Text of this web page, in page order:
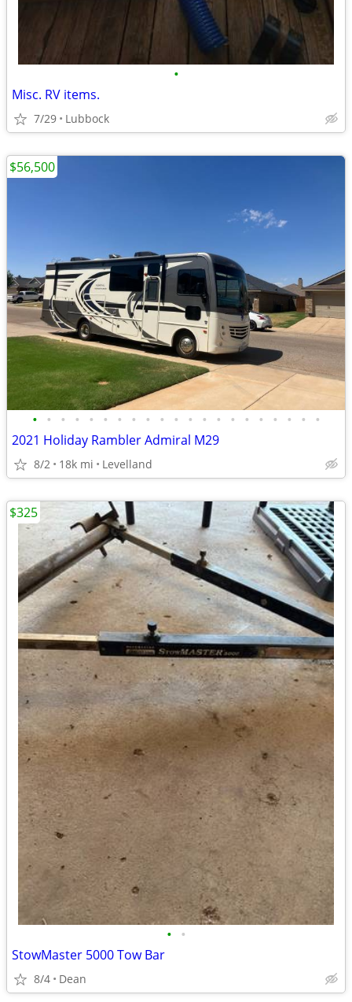
•
Misc. RV items.
7/29 Lubbock
• • • • • • • • • • • • • • • • • • • • •
2021 Holiday Rambler Admiral M29
8/2 18k mi Levelland
$56,500
• •
StowMaster 5000 Tow Bar
8/4 Dean
$325